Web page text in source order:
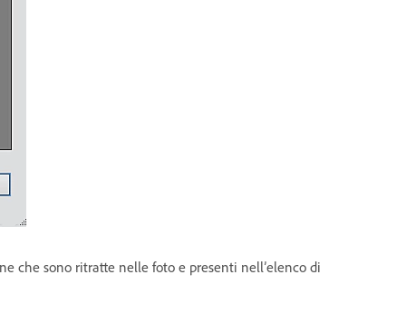
che sono ritratte nelle foto e presenti nell’elenco di